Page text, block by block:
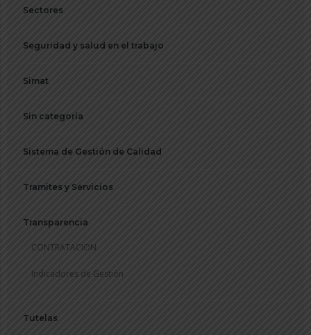
Sectores
Seguridad y salud en el trabajo
Simat
Sin categoría
Sistema de Gestión de Calidad
Tramites y Servicios
Transparencia
CONTRATACION
Indicadores de Gestión
Tutelas